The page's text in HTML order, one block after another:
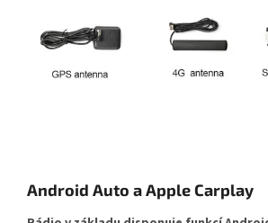
Android Auto a Apple Carplay